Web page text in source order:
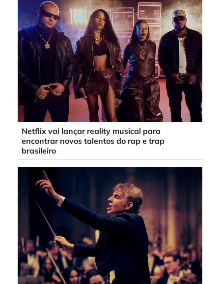
Netflix vai lançar reality musical para
encontrar novos talentos do rap e trap
brasileiro